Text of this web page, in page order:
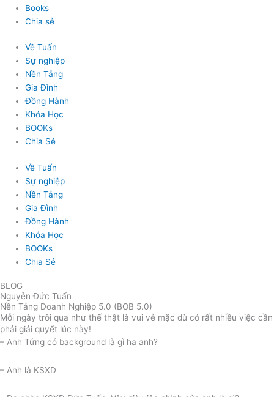
Books
Chia sẻ
Về Tuấn
Sự nghiệp
Nền Tảng
Gia Đình
Đồng Hành
Khóa Học
BOOKs
Chia Sẻ
Về Tuấn
Sự nghiệp
Nền Tảng
Gia Đình
Đồng Hành
Khóa Học
BOOKs
Chia Sẻ
BLOG
Nguyễn Đức Tuấn
Nền Tảng Doanh Nghiệp 5.0 (BOB 5.0)
Mỗi ngày trôi qua như thế thật là vui vẻ mặc dù có rất nhiều việc cần
phải giải quyết lúc này!
– Anh Tứng có background là gì ha anh?
– Anh là KSXD